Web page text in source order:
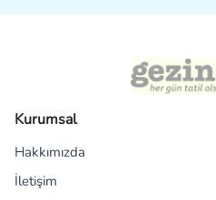
Kurumsal
Hakkımızda
İletişim